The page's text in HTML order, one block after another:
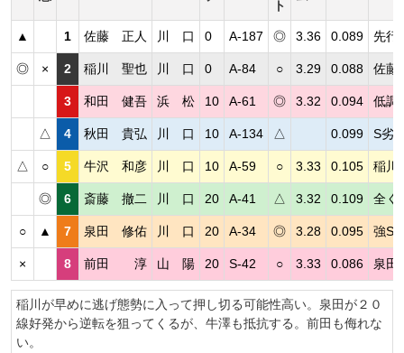
ト
▲ 1 佐藤 正人 川 口 0 A-187 ◎ 3.36 0.089 先行
◎ × 2 稲川 聖也 川 口 0 A-84 ○ 3.29 0.088 佐藤
3 和田 健吾 浜 松 10 A-61 ◎ 3.32 0.094 低調
△ 4 秋田 貴弘 川 口 10 A-134 △ 0.099 S劣
△ ○ 5 牛沢 和彦 川 口 10 A-59 ○ 3.33 0.105 稲川
◎ 6 斎藤 撤二 川 口 20 A-41 △ 3.32 0.109 全く
○ ▲ 7 泉田 修佑 川 口 20 A-34 ◎ 3.28 0.095 強S
× 8 前田 淳 山 陽 20 S-42 ○ 3.33 0.086 泉田
稲川が早めに逃げ態勢に入って押し切る可能性高い。泉田が２０
線好発から逆転を狙ってくるが、牛澤も抵抗する。前田も侮れな
い。